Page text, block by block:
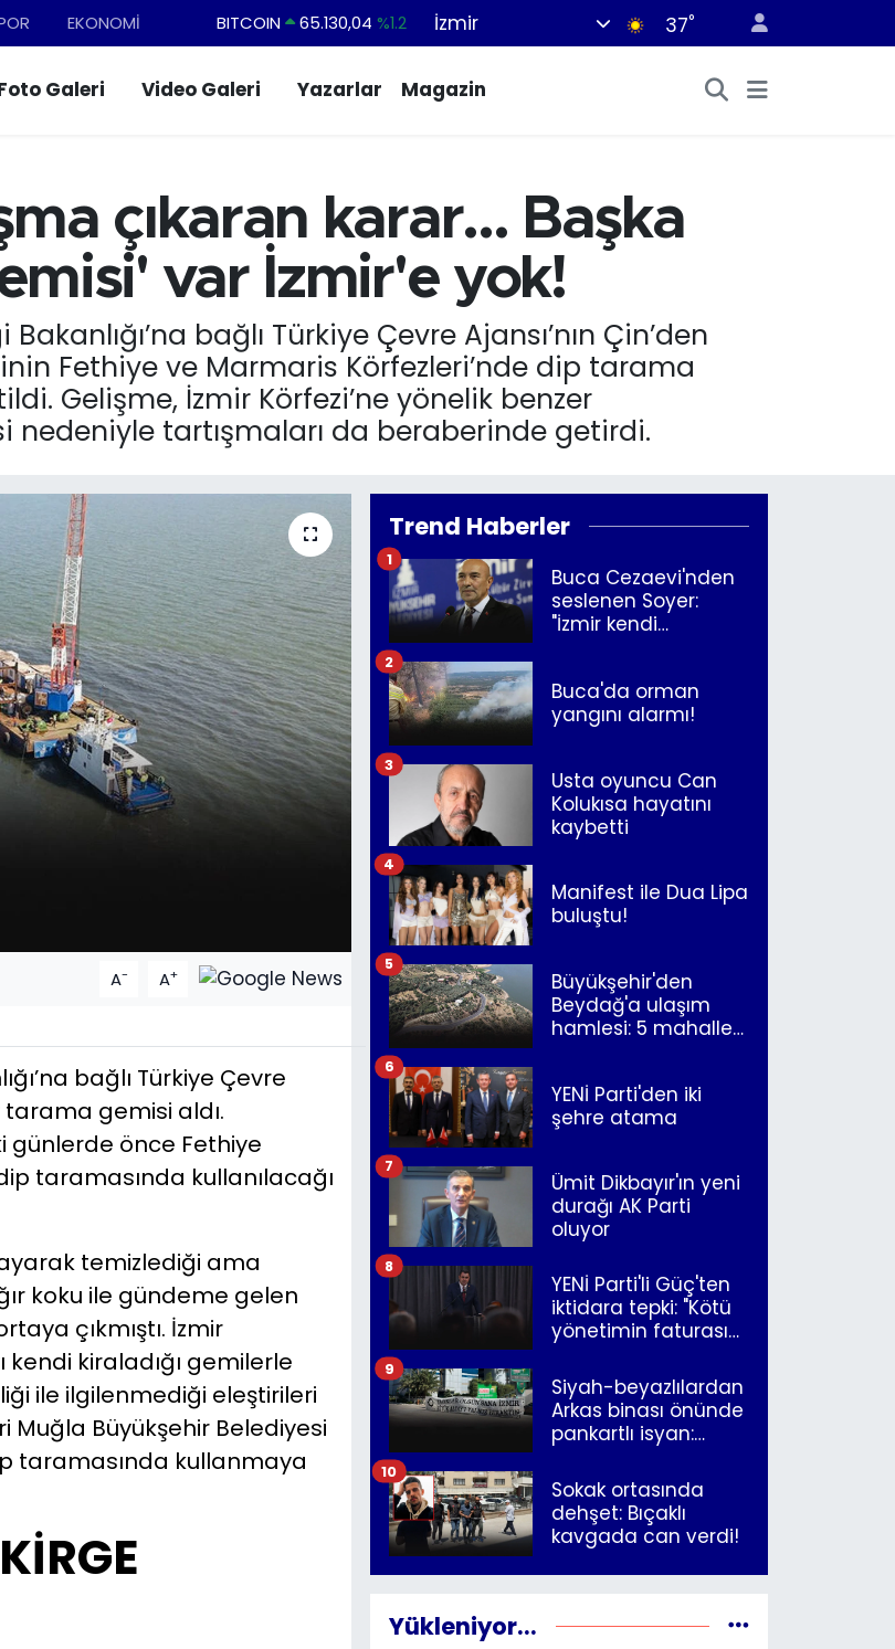
EKONOMİ DOLAR 47,7106 %0.17
STERLİN
64,4046 %0.35
BITCOIN
65.130,04 %1.2
İzmir 37°
Galeri Video Galeri Yazarlar Magazin
çıkaran karar... Başka
var İzmir'e yok!
bağlı Türkiye Çevre Ajansı’nın Çin’den
Fethiye ve Marmaris Körfezleri’nde dip tarama
Gelişme, İzmir Körfezi’ne yönelik benzer
nedeniyle tartışmaları da beraberinde getirdi.
A- A+
bağlı Türkiye Çevre
tarama gemisi aldı.
günlerde önce Fethiye
taramasında kullanılacağı
temizlediği ama
koku ile gündeme gelen
çıkmıştı. İzmir
kendi kiraladığı gemilerle
ile ilgilenmediği eleştirileri
Muğla Büyükşehir Belediyesi
taramasında kullanmaya
Trend Haberler
Buca Cezaevi'nden
seslenen Soyer:
"İzmir kendi
1
Buca'da orman
yangını alarmı!
2
Usta oyuncu Can
Kolukısa hayatını
kaybetti
3
Manifest ile Dua Lipa
buluştu!
4
Büyükşehir'den
Beydağ'a ulaşım
hamlesi: 5 mahalle
5
YENİ Parti'den iki
şehre atama
6
Ümit Dikbayır'ın yeni
durağı AK Parti
oluyor
7
YENİ Parti'li Güç'ten
iktidara tepki: "Kötü
yönetimin faturasını
8
Siyah-beyazlılardan
Arkas binası önünde
pankartlı isyan:
İzmir"
9
Sokak ortasında
dehşet: Bıçaklı
kavgada can verdi!
10
Yükleniyor...